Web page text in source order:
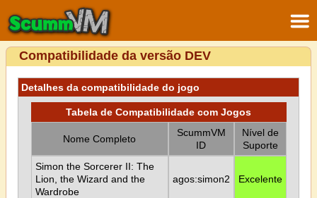
Compatibilidade da versão DEV
Detalhes da compatibilidade do jogo
Tabela de Compatibilidade com Jogos
Nome Completo
ScummVM
ID
Nível de
Suporte
Simon the Sorcerer II: The
Lion, the Wizard and the
Wardrobe
agos:simon2 Excelente